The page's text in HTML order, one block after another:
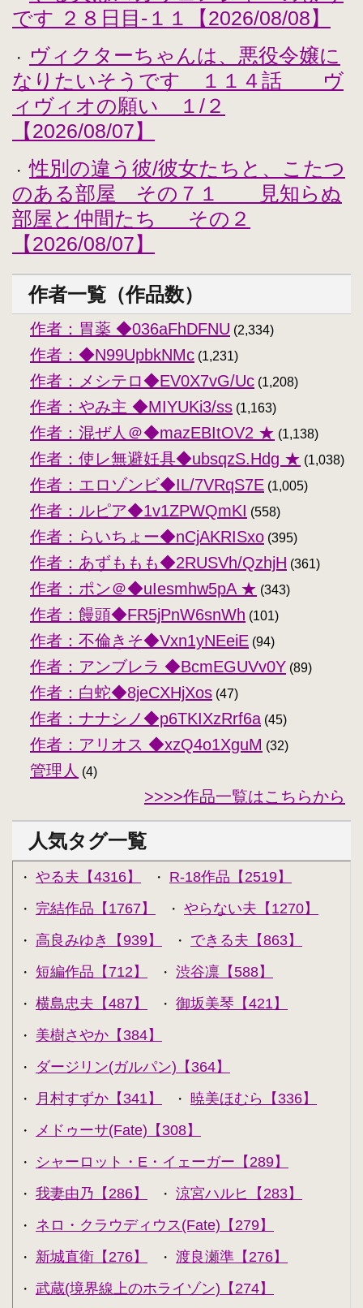
です ２８日目-１１【2026/08/08】
・
ヴィクターちゃんは、悪役令嬢に
なりたいそうです １１４話 ヴ
ィヴィオの願い １/２
【2026/08/07】
・
性別の違う彼/彼女たちと、こたつ
のある部屋 その７１ 見知らぬ
部屋と仲間たち その２
【2026/08/07】
作者一覧（作品数）
作者：胃薬 ◆036aFhDFNU (2,334)
作者：◆N99UpbkNMc (1,231)
作者：メシテロ◆EV0X7vG/Uc (1,208)
作者：やみ主 ◆MIYUKi3/ss (1,163)
作者：混ぜ人＠◆mazEBItOV2 ★ (1,138)
作者：使レ無避妊具◆ubsqzS.Hdg ★ (1,038)
作者：エロゾンビ◆IL/7VRqS7E (1,005)
作者：ルピア◆1v1ZPWQmKI (558)
作者：らいちょー◆nCjAKRISxo (395)
作者：あずももも◆2RUSVh/QzhjH (361)
作者：ポン＠◆uIesmhw5pA ★ (343)
作者：饅頭◆FR5jPnW6snWh (101)
作者：不倫きそ◆Vxn1yNEeiE (94)
作者：アンブレラ ◆BcmEGUVv0Y (89)
作者：白蛇◆8jeCXHjXos (47)
作者：ナナシノ◆p6TKIXzRrf6a (45)
作者：アリオス ◆xzQ4o1XguM (32)
管理人 (4)
>>>>作品一覧はこちらから
人気タグ一覧
・ やる夫【4316】 ・ R-18作品【2519】
・ 完結作品【1767】 ・ やらない夫【1270】
・ 高良みゆき【939】 ・ できる夫【863】
・ 短編作品【712】 ・ 渋谷凛【588】
・ 横島忠夫【487】 ・ 御坂美琴【421】
・ 美樹さやか【384】
・ ダージリン(ガルパン)【364】
・ 月村すずか【341】 ・ 暁美ほむら【336】
・ メドゥーサ(Fate)【308】
・ シャーロット・E・イェーガー【289】
・ 我妻由乃【286】 ・ 涼宮ハルヒ【283】
・ ネロ・クラウディウス(Fate)【279】
・ 新城直衛【276】 ・ 渡良瀬準【276】
・ 武蔵(境界線上のホライゾン)【274】